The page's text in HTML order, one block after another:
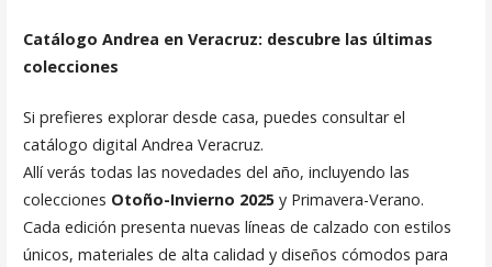
Catálogo Andrea en Veracruz: descubre las últimas
colecciones
Si prefieres explorar desde casa, puedes consultar el
catálogo digital Andrea Veracruz.
Allí verás todas las novedades del año, incluyendo las
colecciones Otoño-Invierno 2025y Primavera-Verano.
Cada edición presenta nuevas líneas de calzado con estilos
únicos, materiales de alta calidad y diseños cómodos para